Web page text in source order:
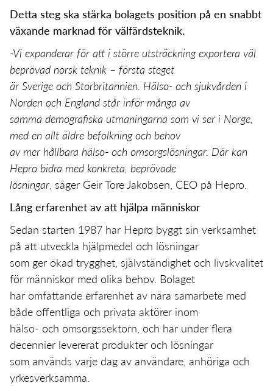
Detta steg ska stärka bolagets position på en snabbt
växande marknad för välfärdsteknik.
-Vi expanderar för att i större utsträckning exportera väl
beprövad norsk teknik – första steget
är Sverige och Storbritannien. Hälso- och sjukvården i
Norden och England står inför många av
samma demografiska utmaningarna som vi ser i Norge,
med en allt äldre befolkning och behov
av mer hållbara hälso- och omsorgslösningar. Där kan
Hepro bidra med konkreta, beprövade
lösningar, säger Geir Tore Jakobsen, CEO på Hepro.
Lång erfarenhet av att hjälpa människor
Sedan starten 1987 har Hepro byggt sin verksamhet
på att utveckla hjälpmedel och lösningar
som ger ökad trygghet, självständighet och livskvalitet
för människor med olika behov. Bolaget
har omfattande erfarenhet av nära samarbete med
både offentliga och privata aktörer inom
hälso- och omsorgssektorn, och har under flera
decennier levererat produkter och lösningar
som används varje dag av användare, anhöriga och
yrkesverksamma.